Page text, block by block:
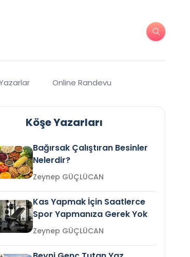
Online Randevu
Köşe Yazarları
Bağırsak Çalıştıran Besinler
Nelerdir?
Zeynep GÜÇLÜCAN
Kas Yapmak İçin Saatlerce
Spor Yapmanıza Gerek Yok
Zeynep GÜÇLÜCAN